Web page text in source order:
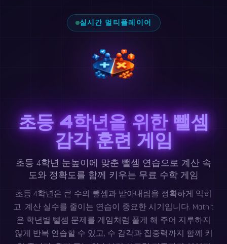
실시간 멀티플레이어
초등 4학년을 위한 뺄셈
감각 훈련 게임
초등 4학년 눈높이에 맞춘 뺄셈 연습으로 계산 속
도와 정확도를 함께 키우는 무료 수학 게임
초등 4학년은 큰 수의 뺄셈과 받아내림을 정확하게 익히
고, 계산 실수를 줄이는 연습이 중요한 시기입니다. MathIt
은 학년별 뺄셈 문제를 게임처럼 풀게 해 주어 지루하지
않게 반복 연습할 수 있고, 수 감각과 집중력까지 함께 키